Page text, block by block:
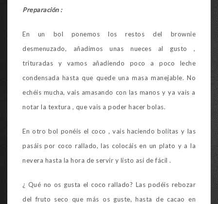
Preparación :
En un bol ponemos los restos del brownie
desmenuzado, añadimos unas nueces al gusto ,
trituradas y vamos añadiendo poco a poco leche
condensada hasta que quede una masa manejable. No
echéis mucha, vais amasando con las manos y ya vais a
notar la textura , que vais a poder hacer bolas.
En otro bol ponéis el coco , vais haciendo bolitas y las
pasáis por coco rallado, las colocáis en un plato y a la
nevera hasta la hora de servir y listo así de fácil .
¿ Qué no os gusta el coco rallado? Las podéis rebozar
del fruto seco que más os guste, hasta de cacao en